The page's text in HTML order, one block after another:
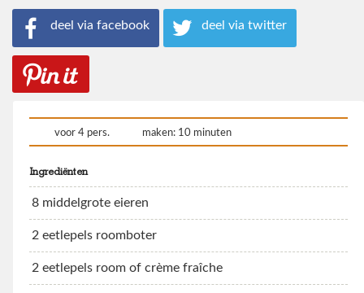
deel via facebook deel via twitter
voor 4 pers. maken: 10 minuten
Ingrediënten
8 middelgrote eieren
2 eetlepels roomboter
2 eetlepels room of crème fraîche